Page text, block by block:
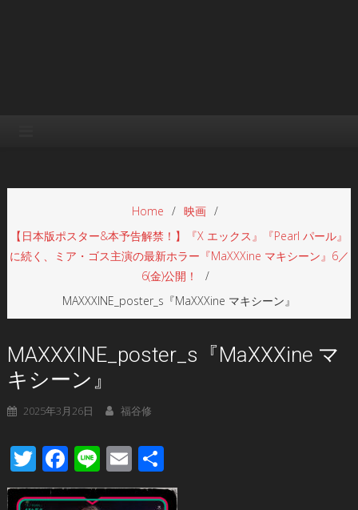
Home
映画
【日本版ポスター&本予告解禁！】『X エックス』『Pearl パール』
に続く、ミア・ゴス主演の最新ホラー『MaXXXine マキシーン』6／
6(金)公開！
MAXXXINE_poster_s『MaXXXine マキシーン』
MAXXXINE_poster_s『MaXXXine マ
キシーン』
2025年3月26日 福谷修
Twitter
Facebook
LineEmail
有